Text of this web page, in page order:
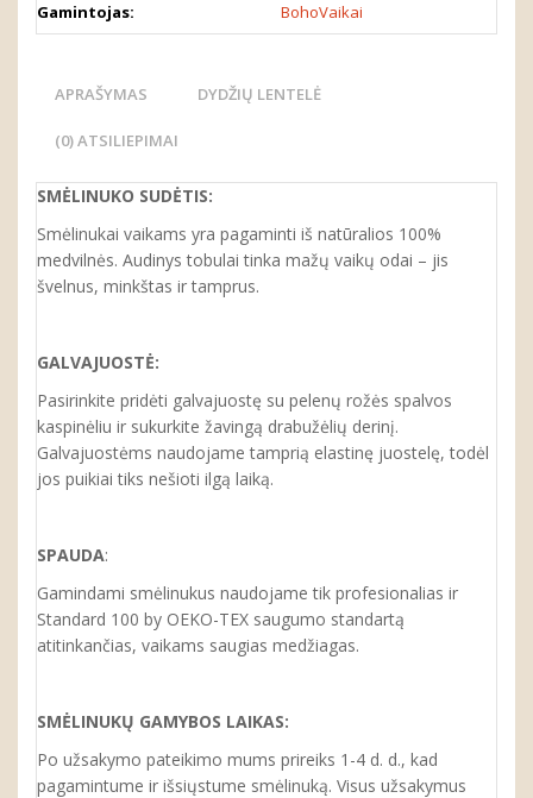
Gamintojas: BohoVaikai
APRAŠYMAS DYDŽIŲ LENTELĖ
(0) ATSILIEPIMAI
SMĖLINUKO SUDĖTIS:
Smėlinukai vaikams yra pagaminti iš natūralios 100%
medvilnės. Audinys tobulai tinka mažų vaikų odai – jis
švelnus, minkštas ir tamprus.
GALVAJUOSTĖ:
Pasirinkite pridėti galvajuostę su pelenų rožės spalvos
kaspinėliu ir sukurkite žavingą drabužėlių derinį.
Galvajuostėms naudojame tamprią elastinę juostelę, todėl
jos puikiai tiks nešioti ilgą laiką.
SPAUDA:
Gamindami smėlinukus naudojame tik profesionalias ir
Standard 100 by OEKO-TEX saugumo standartą
atitinkančias, vaikams saugias medžiagas.
SMĖLINUKŲ GAMYBOS LAIKAS:
Po užsakymo pateikimo mums prireiks 1-4 d. d., kad
pagamintume ir išsiųstume smėlinuką. Visus užsakymus